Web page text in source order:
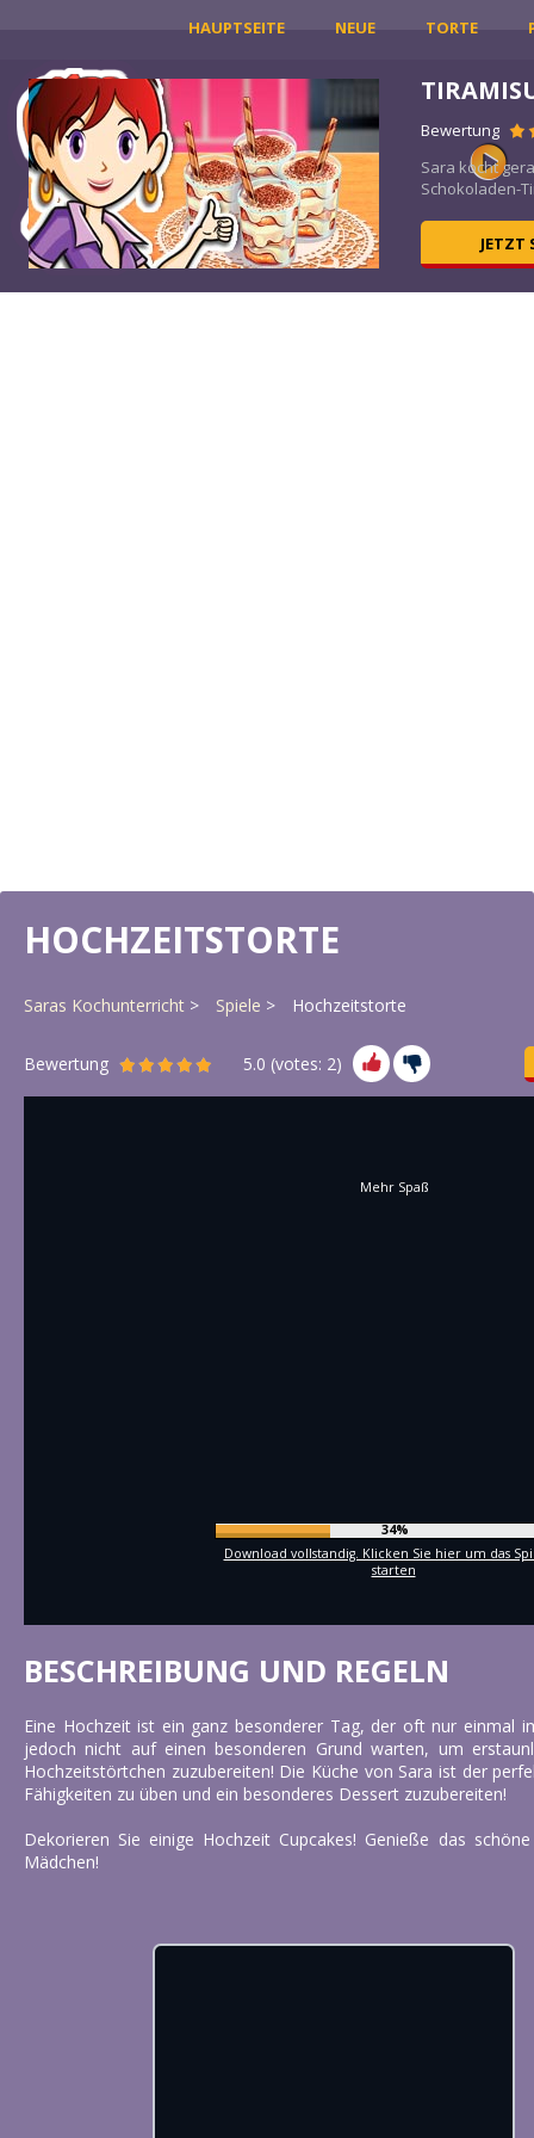
HAUPTSEITE NEUE TORTE
Bewertung
Sara kocht
Schokoladen-
JETZT
HOCHZEITSTORTE
Saras Kochunterricht Spiele Hochzeitstorte
Bewertung 5.0 (votes: 2)
Mehr Spaß
36%
Download vollstandig. Klicken Sie hier um das
starten
BESCHREIBUNG UND REGELN
Eine Hochzeit ist ein ganz besonderer Tag, der oft nur einmal
jedoch nicht auf einen besonderen Grund warten, um
Hochzeitstörtchen zuzubereiten! Die Küche von Sara ist der
Fähigkeiten zu üben und ein besonderes Dessert zuzubereiten!
Dekorieren Sie einige Hochzeit Cupcakes! Genieße das
Mädchen!